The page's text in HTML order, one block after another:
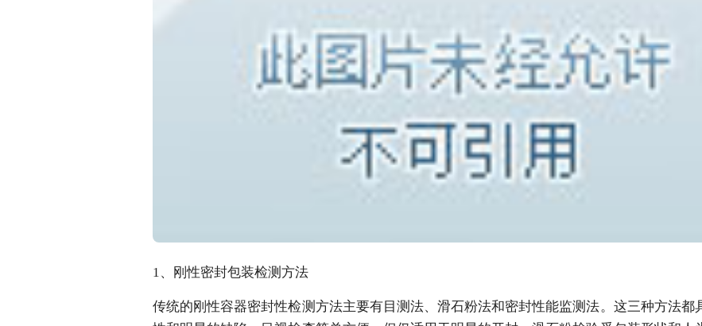
1、刚性密封包装检测方法
传统的刚性容器密封性检测方法主要有目测法、滑石粉法和密封性能监测法。这三种方法都